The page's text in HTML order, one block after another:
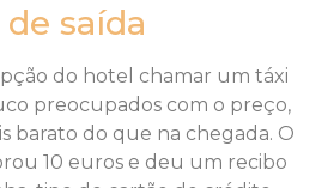
saída
do hotel chamar um táxi
preocupados com o preço,
barato do que na chegada. O
10 euros e deu um recibo